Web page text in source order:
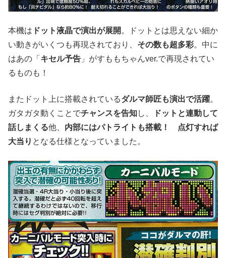
本機は ドット液晶で演出が展開 。ドットとは思えない細か
い動きがいくつも再現されており、 その数も超多彩。中に
はあの「 キセル予告 」がすももちゃんver.で再現されてい
るものも！
またドット上に搭載されているダルマ師匠も演出で活躍。
ガタガタ動くことでチャンスを告知し、
ドットと連動して
話しまくる他、 内部にはパトライトも搭載！
点灯すれば
大当り となる仕様となっていました。